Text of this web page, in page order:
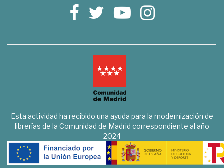
Esta actividad ha recibido una ayuda para la modernización de
librerías de la Comunidad de Madrid correspondiente al año
2024